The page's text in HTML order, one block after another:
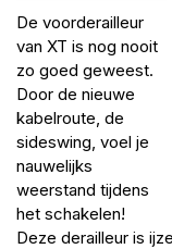
De voorderailleur
van XT is nog nooit
zo goed geweest.
Door de nieuwe
kabelroute, de
sideswing, voel je
nauwelijks
weerstand tijdens
het schakelen!
Deze derailleur is